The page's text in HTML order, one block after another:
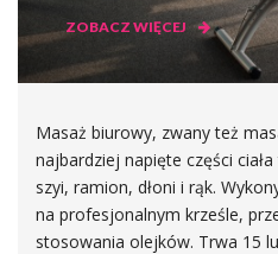
ZOBACZ WIĘCEJ
Masaż biurowy, zwany też
najbardziej napięte części
szyi, ramion, dłoni i rąk.
na profesjonalnym krześle,
stosowania olejków. Trwa 15